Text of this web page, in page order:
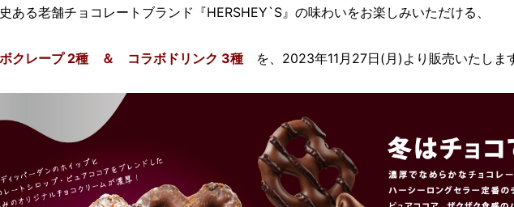
ある老舗チョコレートブランド『HERSHEY`S』の味わいをお楽しみいただける、
ボクレープ 2種 ＆ コラボドリンク 3種 を、2023年11月27日(月)より販売いたしま